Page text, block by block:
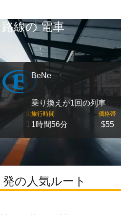
線の 電車
出発
1
BeNe
乗り換えが1回の列車
旅行時間
1時間56分
価格帯
$55
の人気ルート